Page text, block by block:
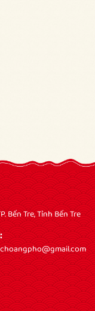
Bến Tre, Tỉnh Bến Tre